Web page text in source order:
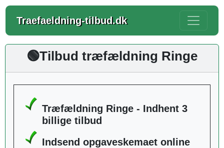
Traefaeldning-tilbud.dk
🟢Tilbud træfældning Ringe
Træfældning Ringe - Indhent 3
billige tilbud
Indsend opgaveskemaet online